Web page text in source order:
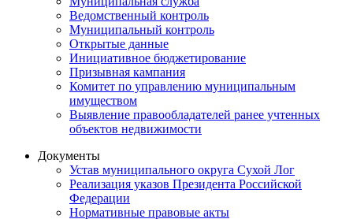
Ведомственный контроль
Муниципальный контроль
Открытые данные
Инициативное бюджетирование
Призывная кампания
Комитет по управлению муниципальным
имуществом
Выявление правообладателей ранее учтенных
объектов недвижимости
Документы
Устав муниципального округа Сухой Лог
Реализация указов Президента Российской
Федерации
Нормативные правовые акты